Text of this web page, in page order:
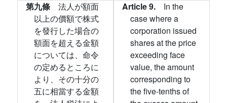
第九條 法人が額面
以上の價額で株式
を發行した場合の
額面を超える金額
については、命令
の定めるところに
より、その十分の
五に相當する金額
Article 9. In the
case where a
corporation issued
shares at the price
exceeding face
value, the amount
corresponding to
the five-tenths of